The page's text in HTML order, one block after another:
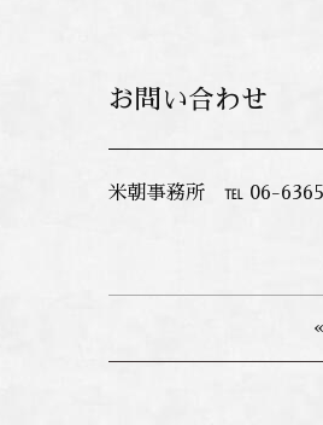
お問い合わせ
米朝事務所 ℡ 06-